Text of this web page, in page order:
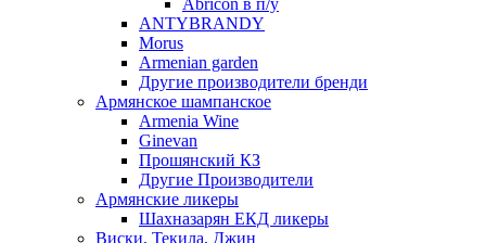
Abricon в п/у
ANTYBRANDY
Morus
Armenian garden
Другие производители бренди
Армянское шампанское
Armenia Wine
Ginevan
Прошянский КЗ
Другие Производители
Армянские ликеры
Шахназарян ЕКД ликеры
Виски, Текила, Джин